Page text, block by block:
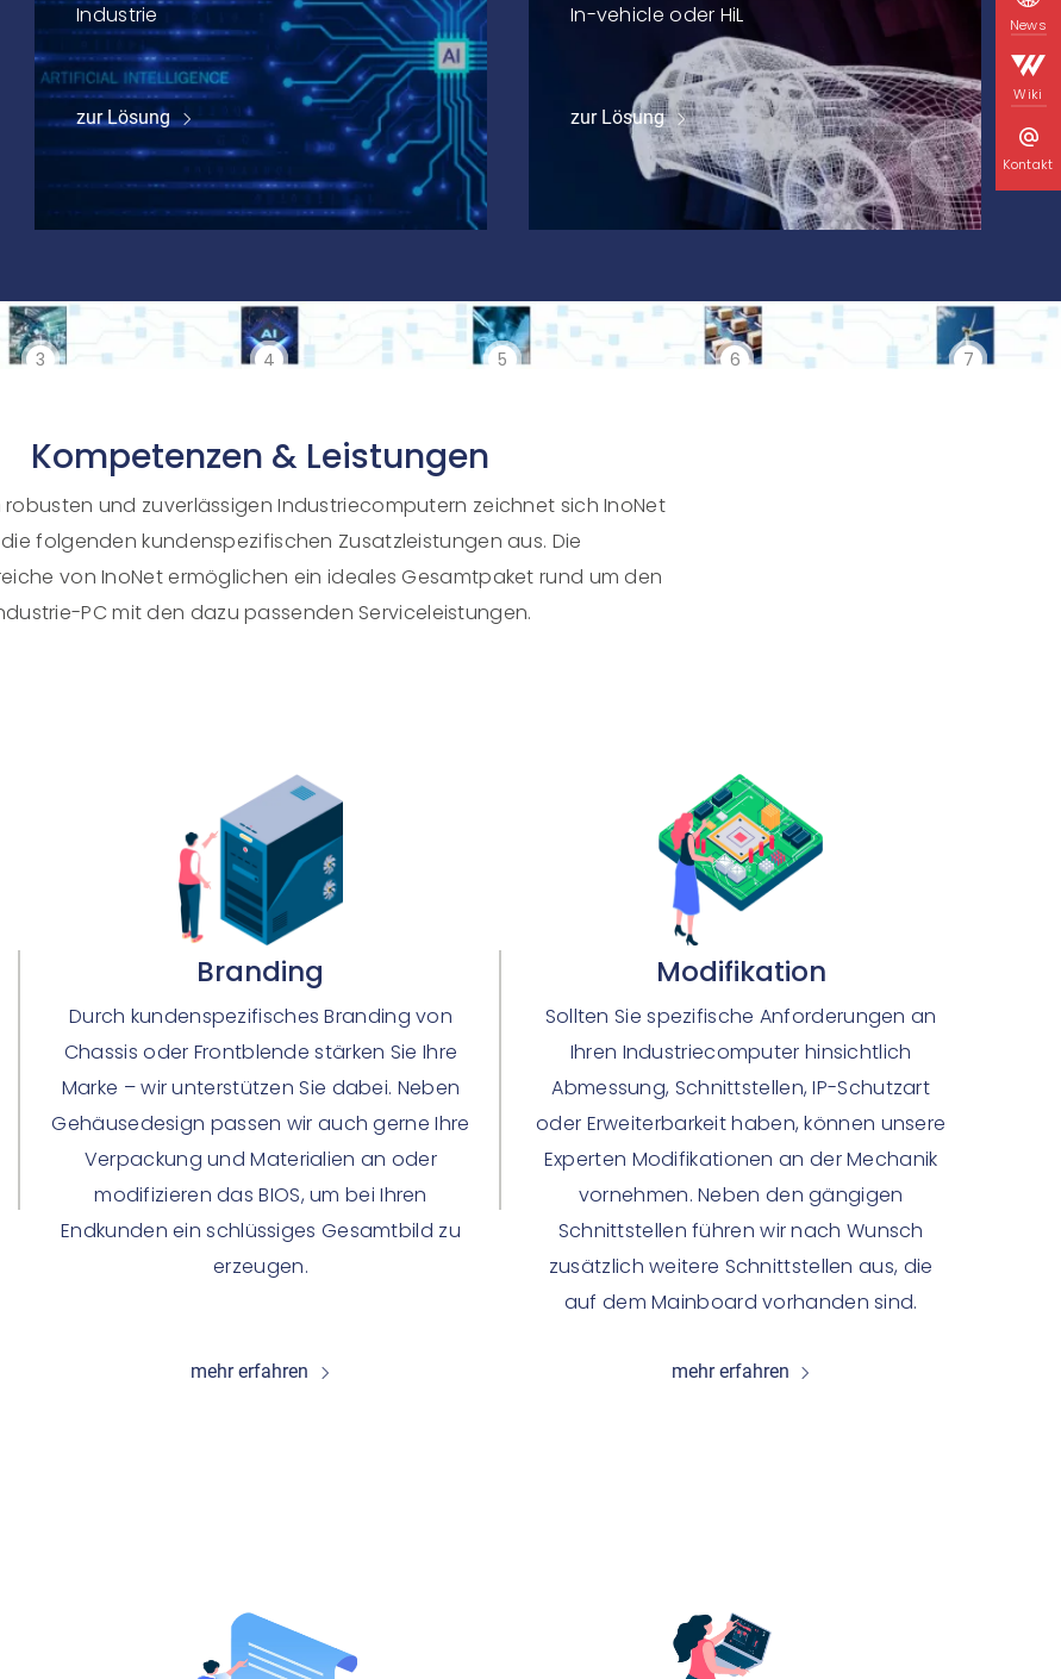
News
Wiki
Kontakt
Industrie
zur Lösung
In-vehicle oder HiL
zur Lösung
3 4 5 6 7
Kompetenzen & Leistungen
robusten und zuverlässigen Industriecomputern zeichnet sich InoNet
folgenden kundenspezifischen Zusatzleistungen aus. Die
von InoNet ermöglichen ein ideales Gesamtpaket rund um den
PC mit den dazu passenden Serviceleistungen.
Branding
Durch kundenspezifisches Branding von
Chassis oder Frontblende stärken Sie Ihre
Marke – wir unterstützen Sie dabei. Neben
Gehäusedesign passen wir auch gerne Ihre
Verpackung und Materialien an oder
modifizieren das BIOS, um bei Ihren
Endkunden ein schlüssiges Gesamtbild zu
erzeugen.
mehr erfahren
Modifikation
Sollten Sie spezifische Anforderungen an
Ihren Industriecomputer hinsichtlich
Abmessung, Schnittstellen, IP-Schutzart
oder Erweiterbarkeit haben, können unsere
Experten Modifikationen an der Mechanik
vornehmen. Neben den gängigen
Schnittstellen führen wir nach Wunsch
zusätzlich weitere Schnittstellen aus, die
auf dem Mainboard vorhanden sind.
mehr erfahren